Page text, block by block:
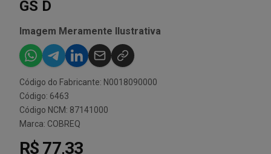
GS D
Imagem Meramente Ilustrativa
Código do Fabricante: N0018090000
Código: 6463
Código NCM: 87141000
Marca: COBREQ
R$ 77,33